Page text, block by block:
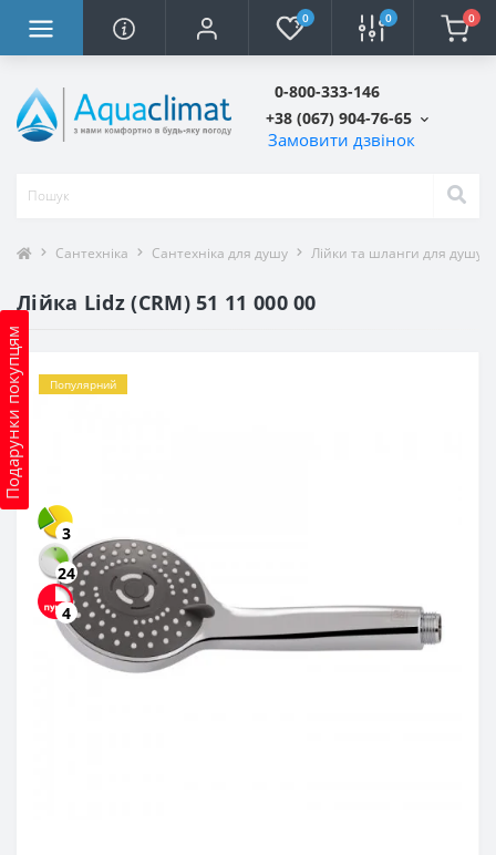
0 0 0
0-800-333-146
+38 (067) 904-76-65
Замовити дзвінок
Подарунки покупцям
Сантехніка Сантехніка для душу Лійки та шланги для душу
Лійка Lidz (CRM) 51 11 000 00
Популярний
3
24
4